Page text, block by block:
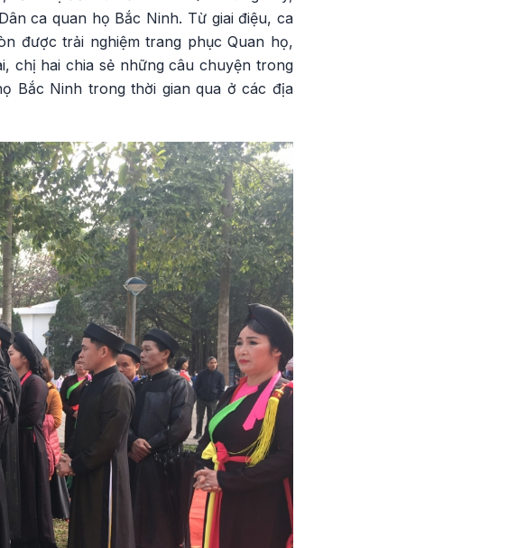
ca quan họ Bắc Ninh. Từ giai điệu, ca
được trải nghiệm trang phục Quan họ,
chị hai chia sẻ những câu chuyện trong
Bắc Ninh trong thời gian qua ở các địa